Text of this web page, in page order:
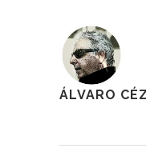
ÁLVARO